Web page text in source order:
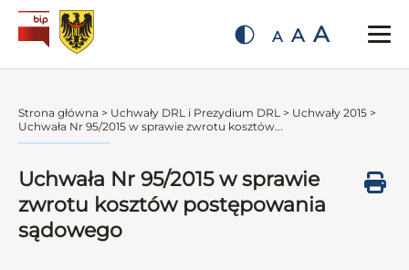
A A A
Strona główna > Uchwały DRL i Prezydium DRL > Uchwały 2015 >
Uchwała Nr 95/2015 w sprawie zwrotu kosztów...
Uchwała Nr 95/2015 w sprawie
zwrotu kosztów postępowania
sądowego